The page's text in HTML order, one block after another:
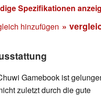
Spezifikationen
hinzufügen »
Gamebook ist
zuletzt durch die gute